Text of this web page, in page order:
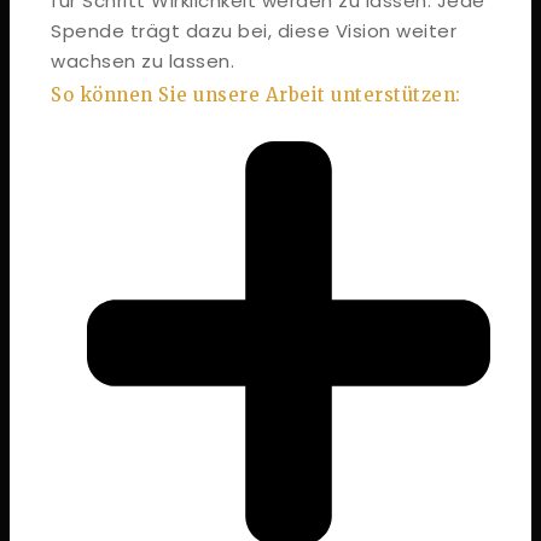
Spende trägt dazu bei, diese Vision weiter
wachsen zu lassen.
So können Sie unsere Arbeit unterstützen: